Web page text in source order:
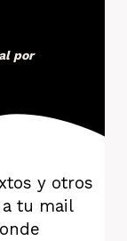
por
y otros
tu mail